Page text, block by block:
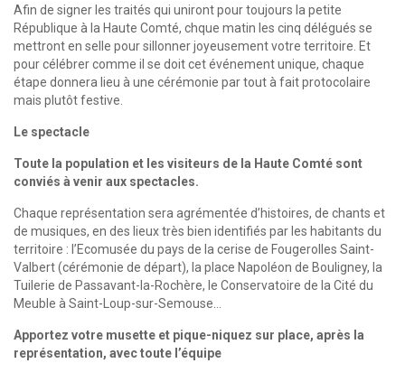
Afin de signer les traités qui uniront pour toujours la petite
République à la Haute Comté, chque matin les cinq délégués se
mettront en selle pour sillonner joyeusement votre territoire. Et
pour célébrer comme il se doit cet événement unique, chaque
étape donnera lieu à une cérémonie par tout à fait protocolaire
mais plutôt festive.
Le spectacle
Toute la population et les visiteurs de la Haute Comté sont
conviés à venir aux spectacles.
Chaque représentation sera agrémentée d’histoires, de chants et
de musiques, en des lieux très bien identifiés par les habitants du
territoire : l’Ecomusée du pays de la cerise de Fougerolles Saint-
Valbert (cérémonie de départ), la place Napoléon de Bouligney, la
Tuilerie de Passavant-la-Rochère, le Conservatoire de la Cité du
Meuble à Saint-Loup-sur-Semouse…
Apportez votre musette et pique-niquez sur place, après la
représentation, avec toute l’équipe